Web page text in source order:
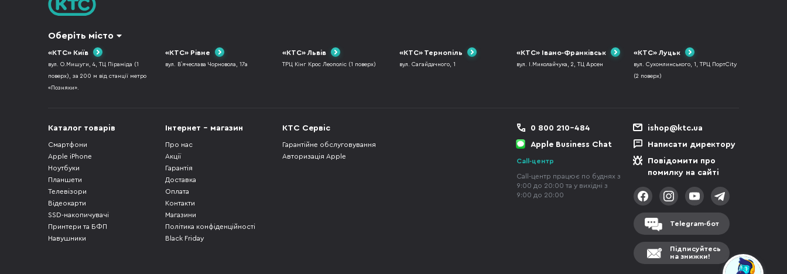
Оберіть місто
«КТС» Київ
вул. О.Мишуги, 4, ТЦ Піраміда (1
поверх), за 200 м від станції метро
«Позняки».
«КТС» Рівне
вул. В`ячеслава Чорновола, 17а
«КТС» Львів
ТРЦ Кінг Крос Леополіс (1 поверх)
«КТС» Тернопіль
вул. Сагайдачного, 1
«КТС» Івано-Франківськ
вул. І.Миколайчука, 2, ТЦ Арсен
«КТС» Луцьк
вул. Сухомлинського, 1, ТРЦ ПортCity
(2 поверх)
Каталог товарів
Смартфони
Apple iPhone
Ноутбуки
Планшети
Телевізори
Відеокарти
SSD-накопичувачі
Принтери та БФП
Навушники
Інтернет - магазин
Про нас
Акції
Гарантія
Доставка
Оплата
Контакти
Магазини
Політика конфіденційності
Black Friday
КТС Сервіс
Гарантійне обслуговування
Авторизація Apple
0 800 210-484
Apple Business Chat
Call-центр
Call-центр працює по буднях з
9:00 до 20:00 та у вихідні з
9:00 до 20:00
ishop@ktc.ua
Написати директору
Повідомити про
помилку на сайті
Telegram-бот
Підписуйтесь
на знижки!